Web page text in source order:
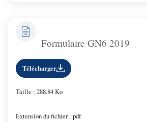
Formulaire GN6 2019
Télécharger
Taille : 288.84 Ko
Extension du fichier : pdf